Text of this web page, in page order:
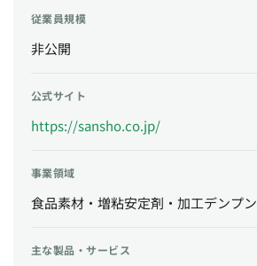
従業員規模
非公開
公式サイト
https://sansho.co.jp/
事業領域
食品素材・増粘安定剤・加工デンプン
主な製品・サービス